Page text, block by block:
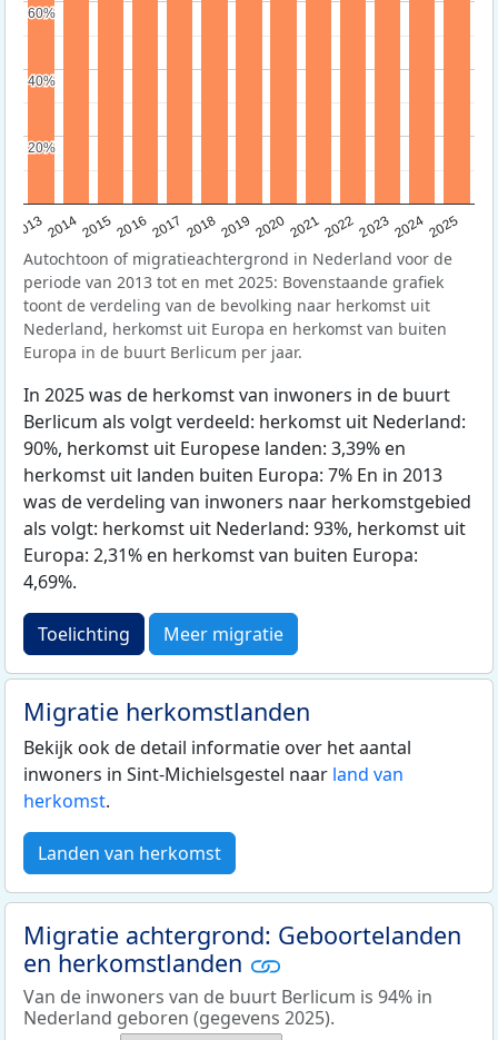
20132014201520162017 20182019 202020212022202320242025
20%
20%
40%
40%
60%
60%
Autochtoon of migratieachtergrond in Nederland voor de
periode van 2013 tot en met 2025: Bovenstaande grafiek
toont de verdeling van de bevolking naar herkomst uit
Nederland, herkomst uit Europa en herkomst van buiten
Europa in de buurt Berlicum per jaar.
In 2025 was de herkomst van inwoners in de buurt
Berlicum als volgt verdeeld: herkomst uit Nederland:
90%, herkomst uit Europese landen: 3,39% en
herkomst uit landen buiten Europa: 7% En in 2013
was de verdeling van inwoners naar herkomstgebied
als volgt: herkomst uit Nederland: 93%, herkomst uit
Europa: 2,31% en herkomst van buiten Europa:
4,69%.
Toelichting Meer migratie
Migratie herkomstlanden
Bekijk ook de detail informatie over het aantal
inwoners in Sint-Michielsgestel naar land van
herkomst.
Landen van herkomst
Migratie achtergrond: Geboortelanden
en herkomstlanden
Van de inwoners van de buurt Berlicum is 94% in
Nederland geboren (gegevens 2025).